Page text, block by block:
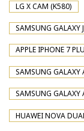
LG X CAM (K580)
SAMSUNG GALAXY
APPLE IPHONE 7
SAMSUNG
SAMSUNG
HUAWEI NOVA